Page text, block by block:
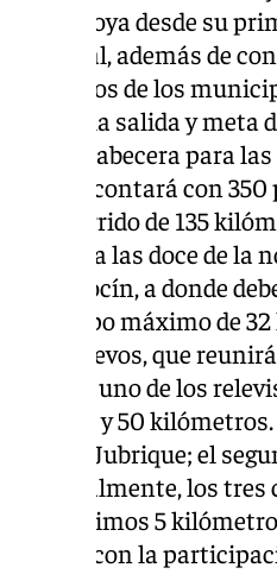
apoya desde su
del Genal, además de
vecinos de los
acoge la salida y meta
será la cabecera para
contará con
recorrido de 135
lugar a las doce de la
de Algatocín, a donde
un tiempo máximo de
de relevos, que
Cada uno de los
entre 40 y 50
y Jubrique; el
Finalmente, los
los últimos 5
contará con la